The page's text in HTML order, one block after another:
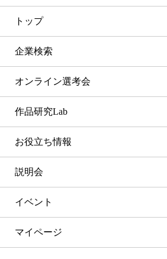
トップ
企業検索
オンライン選考会
作品研究Lab
お役立ち情報
説明会
イベント
マイページ